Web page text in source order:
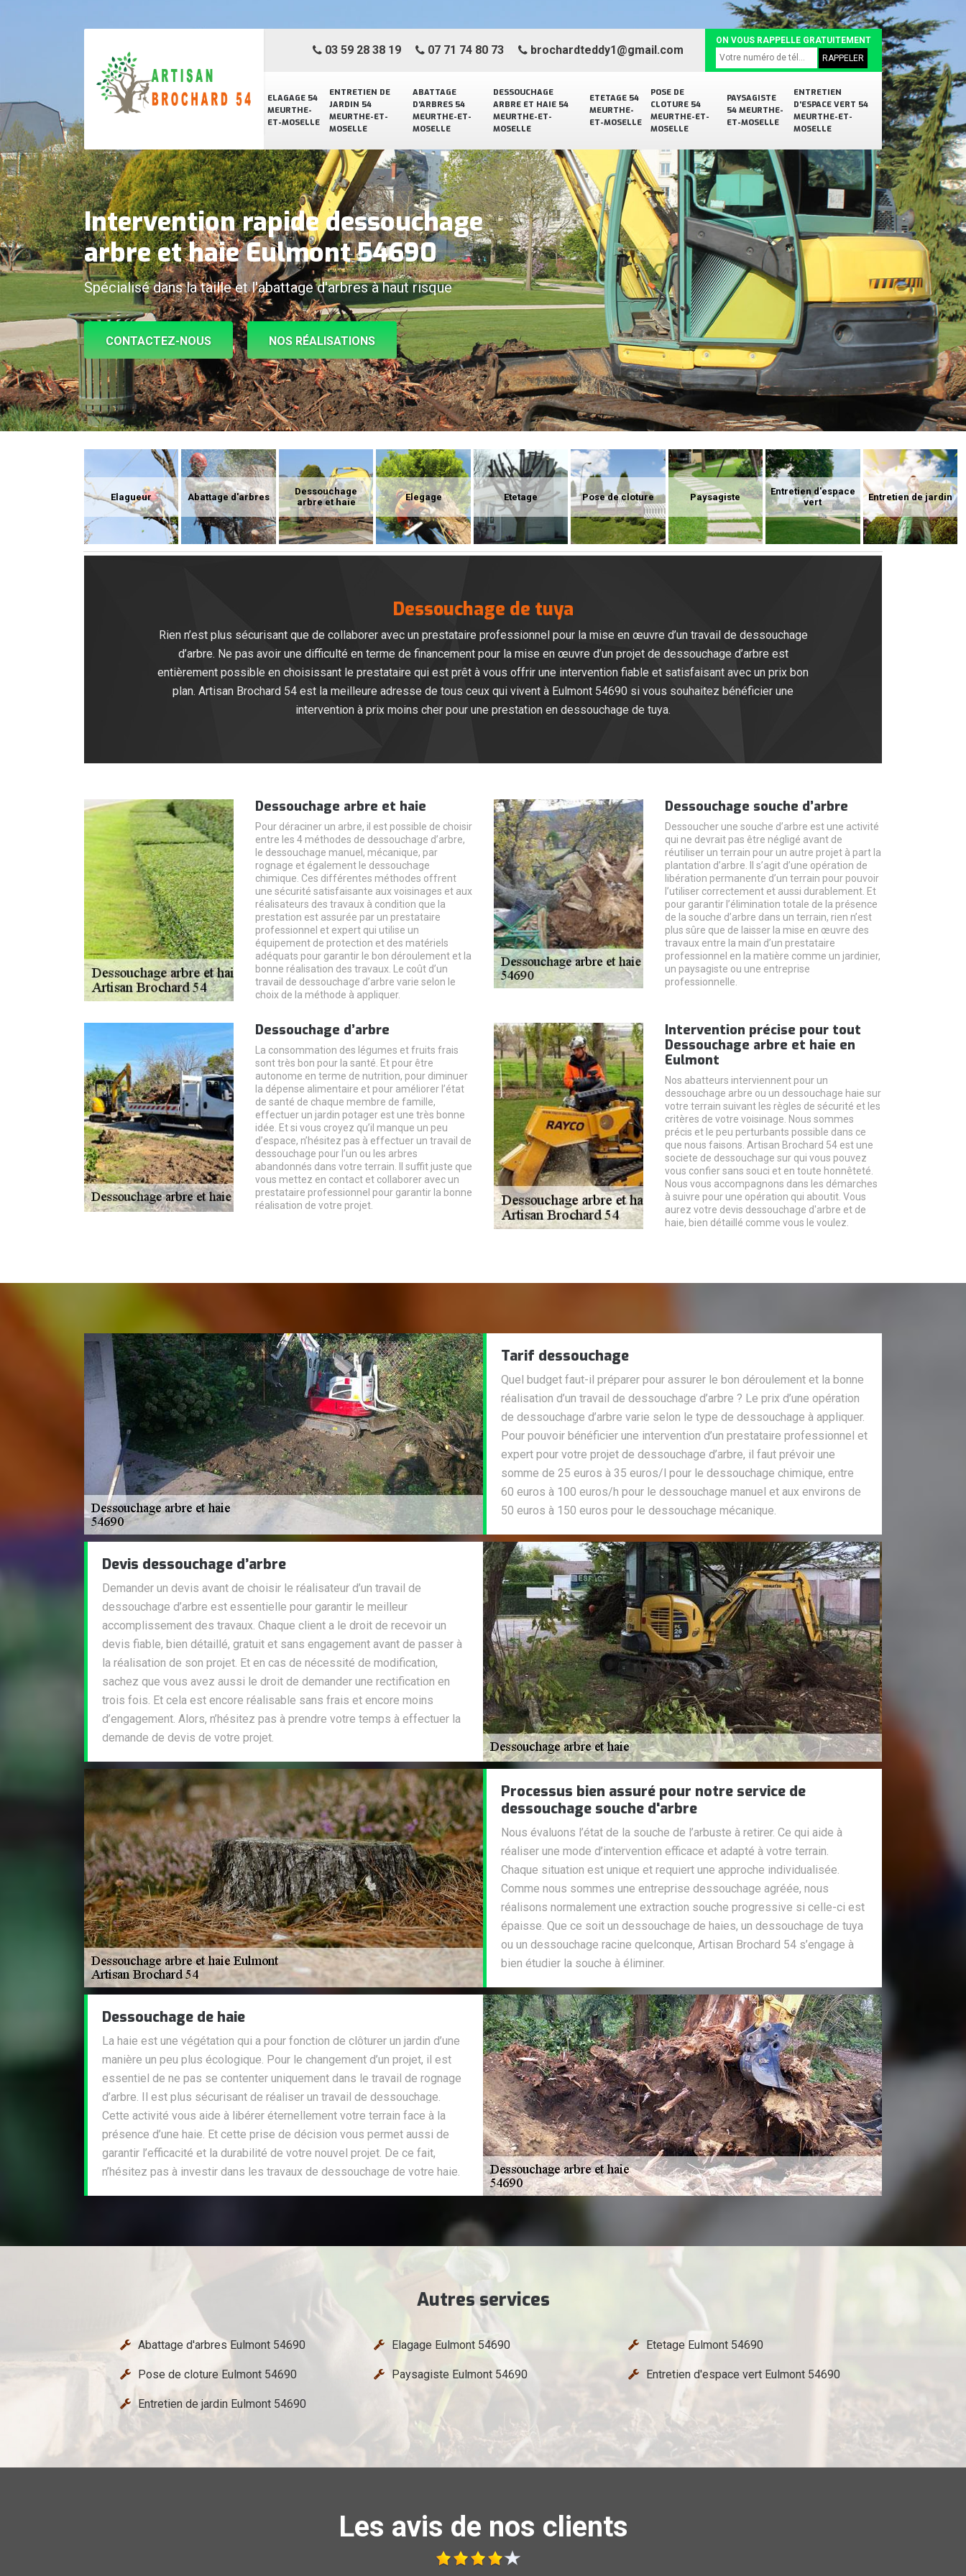
ELAGAGE 54
MEURTHE-
ET-MOSELLE
ENTRETIEN DE
JARDIN 54
MEURTHE-ET-
MOSELLE
ABATTAGE
D'ARBRES 54
MEURTHE-ET-
MOSELLE
DESSOUCHAGE
ARBRE ET HAIE 54
MEURTHE-ET-
MOSELLE
ETETAGE 54
MEURTHE-
ET-MOSELLE
POSE DE
CLOTURE 54
MEURTHE-ET-
MOSELLE
PAYSAGISTE
54 MEURTHE-
ET-MOSELLE
ENTRETIEN
D'ESPACE VERT 54
MEURTHE-ET-
MOSELLE
03 59 28 38 19 07 71 74 80 73 brochardteddy1@gmail.com
ON VOUS RAPPELLE GRATUITEMENT
Intervention rapide dessouchage
arbre et haie Eulmont 54690
Spécialisé dans la taille et l'abattage d'arbres à haut risque
CONTACTEZ-NOUS NOS RÉALISATIONS
Elagueur Abattage d'arbres
Dessouchage
arbre et haie
Elegage Etetage Pose de cloture Paysagiste
Entretien d'espace
vert
Entretien de jardin
Dessouchage de tuya
Rien n’est plus sécurisant que de collaborer avec un prestataire professionnel pour la mise en œuvre d’un travail de dessouchage
d’arbre. Ne pas avoir une difficulté en terme de financement pour la mise en œuvre d’un projet de dessouchage d’arbre est
entièrement possible en choisissant le prestataire qui est prêt à vous offrir une intervention fiable et satisfaisant avec un prix bon
plan. Artisan Brochard 54 est la meilleure adresse de tous ceux qui vivent à Eulmont 54690 si vous souhaitez bénéficier une
intervention à prix moins cher pour une prestation en dessouchage de tuya.
Dessouchage arbre et haie
Pour déraciner un arbre, il est possible de choisir
entre les 4 méthodes de dessouchage d’arbre,
le dessouchage manuel, mécanique, par
rognage et également le dessouchage
chimique. Ces différentes méthodes offrent
une sécurité satisfaisante aux voisinages et aux
réalisateurs des travaux à condition que la
prestation est assurée par un prestataire
professionnel et expert qui utilise un
équipement de protection et des matériels
adéquats pour garantir le bon déroulement et la
bonne réalisation des travaux. Le coût d’un
travail de dessouchage d’arbre varie selon le
choix de la méthode à appliquer.
Dessouchage souche d’arbre
Dessoucher une souche d’arbre est une activité
qui ne devrait pas être négligé avant de
réutiliser un terrain pour un autre projet à part la
plantation d’arbre. Il s’agit d’une opération de
libération permanente d’un terrain pour pouvoir
l’utiliser correctement et aussi durablement. Et
pour garantir l’élimination totale de la présence
de la souche d’arbre dans un terrain, rien n’est
plus sûre que de laisser la mise en œuvre des
travaux entre la main d’un prestataire
professionnel en la matière comme un jardinier,
un paysagiste ou une entreprise
professionnelle.
Dessouchage d’arbre
La consommation des légumes et fruits frais
sont très bon pour la santé. Et pour être
autonome en terme de nutrition, pour diminuer
la dépense alimentaire et pour améliorer l’état
de santé de chaque membre de famille,
effectuer un jardin potager est une très bonne
idée. Et si vous croyez qu’il manque un peu
d’espace, n’hésitez pas à effectuer un travail de
dessouchage pour l’un ou les arbres
abandonnés dans votre terrain. Il suffit juste que
vous mettez en contact et collaborer avec un
prestataire professionnel pour garantir la bonne
réalisation de votre projet.
Intervention précise pour tout
Dessouchage arbre et haie en
Eulmont
Nos abatteurs interviennent pour un
dessouchage arbre ou un dessouchage haie sur
votre terrain suivant les règles de sécurité et les
critères de votre voisinage. Nous sommes
précis et le peu perturbants possible dans ce
que nous faisons. Artisan Brochard 54 est une
societe de dessouchage sur qui vous pouvez
vous confier sans souci et en toute honnêteté.
Nous vous accompagnons dans les démarches
à suivre pour une opération qui aboutit. Vous
aurez votre devis dessouchage d'arbre et de
haie, bien détaillé comme vous le voulez.
Tarif dessouchage
Quel budget faut-il préparer pour assurer le bon déroulement et la bonne
réalisation d’un travail de dessouchage d’arbre ? Le prix d’une opération
de dessouchage d’arbre varie selon le type de dessouchage à appliquer.
Pour pouvoir bénéficier une intervention d’un prestataire professionnel et
expert pour votre projet de dessouchage d’arbre, il faut prévoir une
somme de 25 euros à 35 euros/l pour le dessouchage chimique, entre
60 euros à 100 euros/h pour le dessouchage manuel et aux environs de
50 euros à 150 euros pour le dessouchage mécanique.
Devis dessouchage d’arbre
Demander un devis avant de choisir le réalisateur d’un travail de
dessouchage d’arbre est essentielle pour garantir le meilleur
accomplissement des travaux. Chaque client a le droit de recevoir un
devis fiable, bien détaillé, gratuit et sans engagement avant de passer à
la réalisation de son projet. Et en cas de nécessité de modification,
sachez que vous avez aussi le droit de demander une rectification en
trois fois. Et cela est encore réalisable sans frais et encore moins
d’engagement. Alors, n’hésitez pas à prendre votre temps à effectuer la
demande de devis de votre projet.
Processus bien assuré pour notre service de
dessouchage souche d'arbre
Nous évaluons l’état de la souche de l’arbuste à retirer. Ce qui aide à
réaliser une mode d’intervention efficace et adapté à votre terrain.
Chaque situation est unique et requiert une approche individualisée.
Comme nous sommes une entreprise dessouchage agréée, nous
réalisons normalement une extraction souche progressive si celle-ci est
épaisse. Que ce soit un dessouchage de haies, un dessouchage de tuya
ou un dessouchage racine quelconque, Artisan Brochard 54 s’engage à
bien étudier la souche à éliminer.
Dessouchage de haie
La haie est une végétation qui a pour fonction de clôturer un jardin d’une
manière un peu plus écologique. Pour le changement d’un projet, il est
essentiel de ne pas se contenter uniquement dans le travail de rognage
d’arbre. Il est plus sécurisant de réaliser un travail de dessouchage.
Cette activité vous aide à libérer éternellement votre terrain face à la
présence d’une haie. Et cette prise de décision vous permet aussi de
garantir l’efficacité et la durabilité de votre nouvel projet. De ce fait,
n’hésitez pas à investir dans les travaux de dessouchage de votre haie.
Autres services
Abattage d'arbres Eulmont 54690 Elagage Eulmont 54690 Etetage Eulmont 54690
Pose de cloture Eulmont 54690 Paysagiste Eulmont 54690 Entretien d'espace vert Eulmont 54690
Entretien de jardin Eulmont 54690
Les avis de nos clients